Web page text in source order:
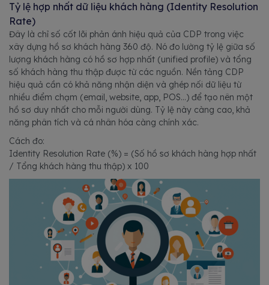
Tỷ lệ hợp nhất dữ liệu khách hàng (Identity Resolution
Rate)
Đây là chỉ số cốt lõi phản ánh hiệu quả của CDP trong việc
xây dựng hồ sơ khách hàng 360 độ. Nó đo lường tỷ lệ giữa số
lượng khách hàng có hồ sơ hợp nhất (unified profile) và tổng
số khách hàng thu thập được từ các nguồn. Nền tảng CDP
hiệu quả cần có khả năng nhận diện và ghép nối dữ liệu từ
nhiều điểm chạm (email, website, app, POS…) để tạo nên một
hồ sơ duy nhất cho mỗi người dùng. Tỷ lệ này càng cao, khả
năng phân tích và cá nhân hóa càng chính xác.
Cách đo:
Identity Resolution Rate (%) = (Số hồ sơ khách hàng hợp nhất
/ Tổng khách hàng thu thập) x 100